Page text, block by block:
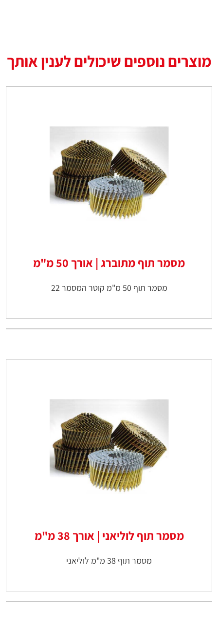
מוצרים נוספים שיכולים לענין אותך
מסמר תוף מתוברג | אורך 50 מ"מ
מסמר תוף 50 מ"מ קוטר המסמר 22
מסמר תוף לוליאני | אורך 38 מ"מ
מסמר תוף 38 מ"מ לוליאני